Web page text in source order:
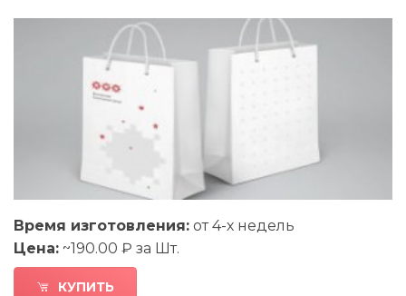
Время изготовления: от 4-х недель
Цена: ~190.00 ₽ за Шт.
КУПИТЬ